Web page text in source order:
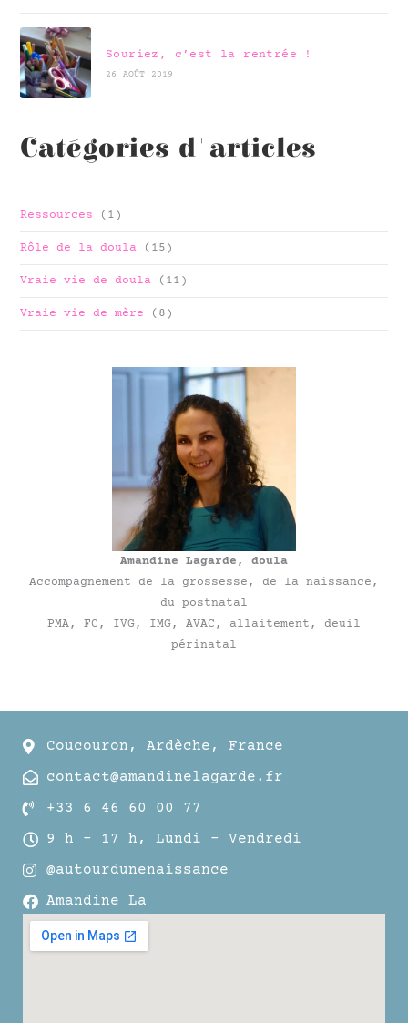
Souriez, c’est la rentrée !
26 AOÛT 2019
Catégories d'articles
Ressources (1)
Rôle de la doula (15)
Vraie vie de doula (11)
Vraie vie de mère (8)
Amandine Lagarde, doula
Accompagnement de la grossesse, de la naissance,
du postnatal
PMA, FC, IVG, IMG, AVAC, allaitement, deuil
périnatal
Coucouron, Ardèche, France
contact@amandinelagarde.fr
+33 6 46 60 00 77
9 h – 17 h, Lundi – Vendredi
@autourdunenaissance
Amandine La